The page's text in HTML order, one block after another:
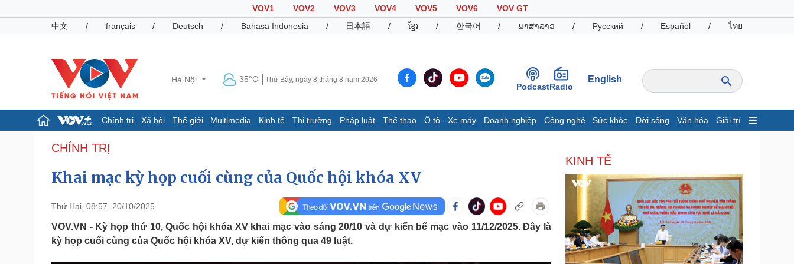
VOV1 VOV2 VOV3 VOV4 VOV5 VOV6
VOV GT
中文
/ français / Deutsch / Bahasa Indonesia / 日本語 / ខ្មែរ / 한국어 / ພາສາລາວ / Русский / Español / ไทย
Hà Nội 35°C Thứ Bảy, ngày 8 tháng 8 năm 2026
PodcastRadio
English
Chính trị Xã hội Thế giới Multimedia Kinh tế Thị trường Pháp luật Thể thao Ô tô - Xe máy Doanh nghiệp Công nghệ Sức khỏe Đời sống Văn hóa Giải trí
Chính trị
Tổ chức nhân sự
Quốc hội
Dự báo thời tiết
Giáo dục
Biển đảo
Cuộc sống đó đây
Hồ sơ
Ảnh
E-Magazine
Infographic
Bất động sản
Khởi nghiệp
Tiêu dùng
Tỷ giá
Chứng khoán
Giá cà phê
Pháp luật
Quân sự - Quốc phòng
Thể thao
Doanh nghiệp
Thông tin doanh nghiệp
Công nghệ
Sành điệu
CHÍNH TRỊ
Khai mạc kỳ họp cuối cùng của Quốc hội khóa XV
Thứ Hai, 08:57, 20/10/2025
VOV.VN - Kỳ họp thứ 10, Quốc hội khóa XV khai mạc vào sáng 20/10 và dự kiến bế mạc vào 11/12/2025. Đây là
kỳ họp cuối cùng của Quốc hội khóa XV, dự kiến thông qua 49 luật.
KINH TẾ